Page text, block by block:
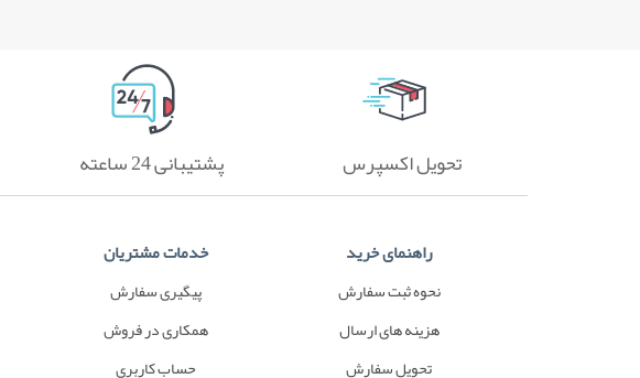
تحویل اکسپرس پشتیبانی 24 ساعته
راهنمای خرید
نحوه ثبت سفارش
هزینه های ارسال
تحویل سفارش
خدمات مشتریان
پیگیری سفارش
همکاری در فروش
حساب کاربری